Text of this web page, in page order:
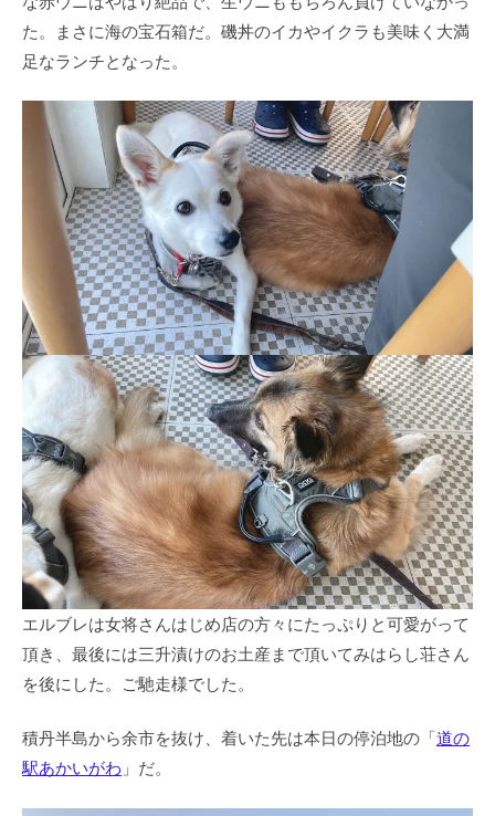
た。まさに海の宝石箱だ。磯丼のイカやイクラも美味く大満
足なランチとなった。
エルブレは女将さんはじめ店の方々にたっぷりと可愛がって
頂き、最後には三升漬けのお土産まで頂いてみはらし荘さん
を後にした。ご馳走様でした。
積丹半島から余市を抜け、着いた先は本日の停泊地の「道の
駅あかいがわ 」だ。